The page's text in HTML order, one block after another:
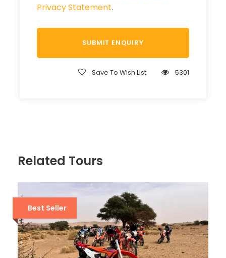
Privacy Statement.
Save To Wish List 5301
Related Tours
Best Seller